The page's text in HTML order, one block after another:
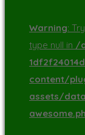
Warning:
type null in /
content/
assets/